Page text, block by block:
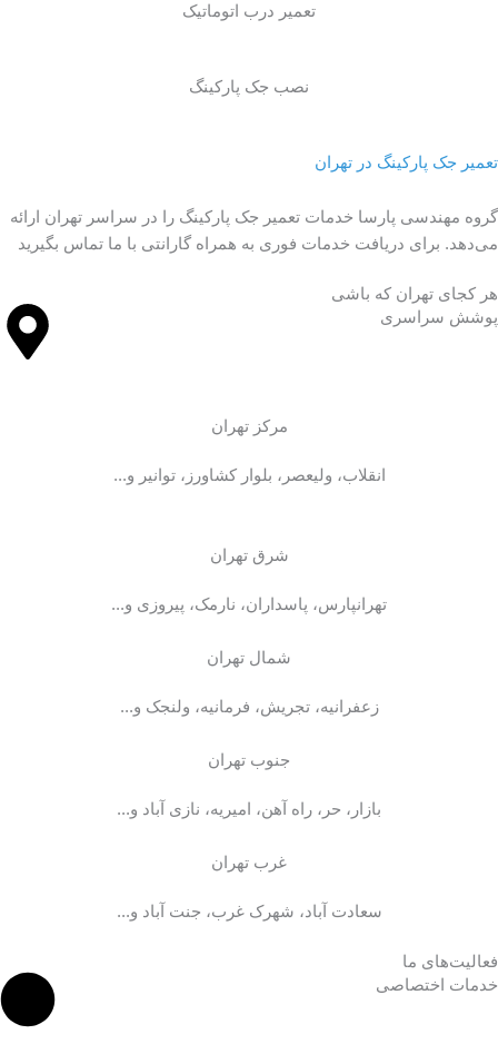
تعمیر درب اتوماتیک
نصب جک پارکینگ
تعمیر جک پارکینگ در تهران
گروه مهندسی پارسا خدمات تعمیر جک پارکینگ را در سراسر تهران ارائه
می‌دهد. برای دریافت خدمات فوری به همراه گارانتی با ما تماس بگیرید
هر کجای تهران که باشی
پوشش سراسری
مرکز تهران
انقلاب، ولیعصر، بلوار کشاورز، توانیر و...
شرق تهران
تهرانپارس، پاسداران، نارمک، پیروزی و...
شمال تهران
زعفرانیه، تجریش، فرمانیه، ولنجک و...
جنوب تهران
بازار، حر، راه آهن، امیریه، نازی آباد و...
غرب تهران
سعادت آباد، شهرک غرب، جنت آباد و...
فعالیت‌های ما
خدمات اختصاصی